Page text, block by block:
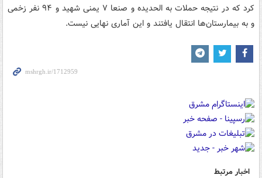
کرد که در نتیجه حملات به الحدیده و صنعا ۷ یمنی شهید و ۹۴ نفر زخمی
و به بیمارستان‌ها انتقال یافتند و این آماری نهایی نیست.
اخبار مرتبط